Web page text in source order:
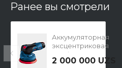
Ранее вы смотрели
Аккумуляторная
эксцентриковая
шлифмашина
BOSCH GEX 12V-
2 000 000 UZS